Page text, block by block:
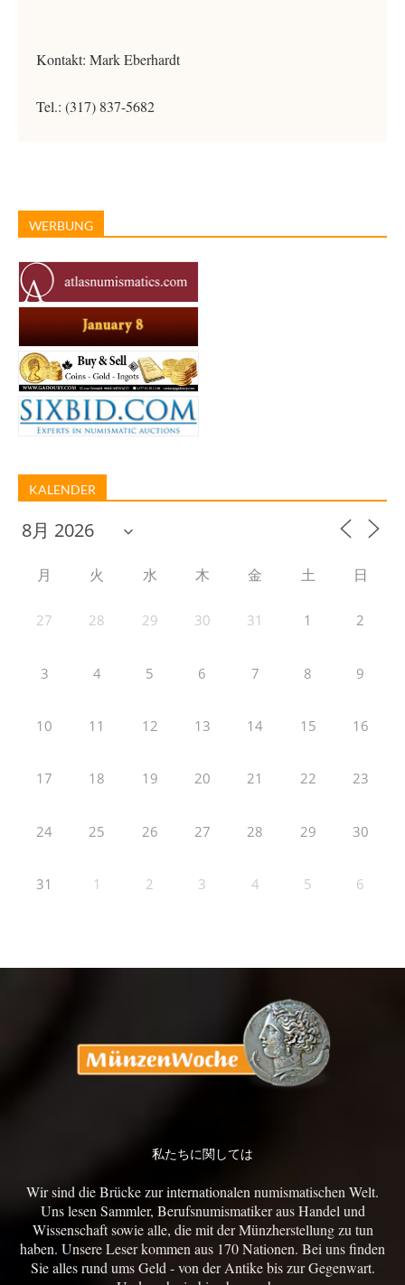
Kontakt: Mark Eberhardt
Tel.: (317) 837-5682
WERBUNG
KALENDER
月 火 水 木 金 土 日
27 28 29 30 31 1 2
3 4 5 6 7 8 9
10 11 12 13 14 15 16
17 18 19 20 21 22 23
24 25 26 27 28 29 30
31 1 2 3 4 5 6
私たちに関しては
Wir sind die Brücke zur internationalen numismatischen Welt.
Uns lesen Sammler, Berufsnumismatiker aus Handel und
Wissenschaft sowie alle, die mit der Münzherstellung zu tun
haben. Unsere Leser kommen aus 170 Nationen. Bei uns finden
Sie alles rund ums Geld - von der Antike bis zur Gegenwart.